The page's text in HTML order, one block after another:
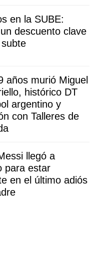
en la SUBE:
descuento clave
años murió Miguel
histórico DT
argentino y
con Talleres de
llegó a
para estar
en el último adiós